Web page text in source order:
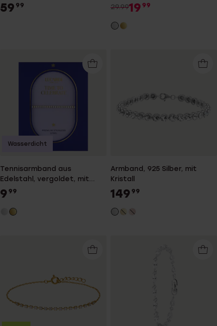
59 99
29.9919 99
Tennisarmband aus
Edelstahl, vergoldet, mit
Strassbesatz
9 99
Wasserdicht
Armband, 925 Silber, mit
Kristall
149 99